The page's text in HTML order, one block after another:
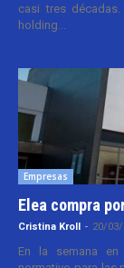
casi tres
holding...
Empresas
Elea compra
Cristina Kroll - 20/03/
En la semana